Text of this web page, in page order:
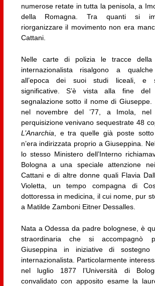
numerose retate in tutta la penisola, a
della Romagna. Tra quanti si
riorganizzare il movimento non era
Cattani.
Nelle carte di polizia le tracce della
internazionalista risalgono a
all’epoca dei suoi studi liceali, e
significative. S’è vista alla fine
segnalazione sotto il nome di Giuseppe.
nel novembre del ’77, a Imola,
perquisizione venivano sequestrate 48
L’Anarchia , e tra quelle già poste
n’era indirizzata proprio a Giuseppina.
lo stesso Ministero dell’Interno
Bologna a una speciale attenzione
Cattani e di altre donne quali Flavia
Violetta, un tempo compagna di
dottoressa in medicina, il cui nome, pur
a Matilde Zamboni Eitner Dessalles.
Nata a Odessa da padre bolognese, è
straordinaria che si accompagnò
Giuseppina in iniziative di sostegno
internazionalista. Particolarmente
nel luglio 1877 l’Università di
convalidato con apposito esame la